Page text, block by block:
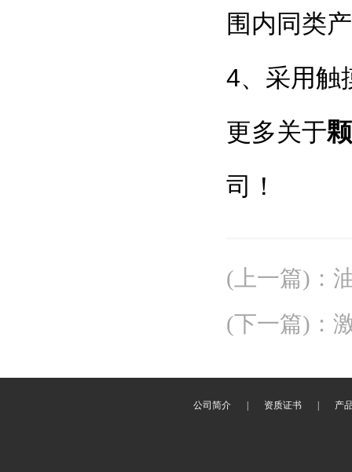
围内同类
4、采用触
更多关于
司！
(上一篇) ：
(下一篇) ：
公司简介 资质证书 产